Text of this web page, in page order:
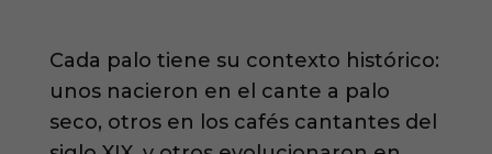
Cada palo tiene su contexto histórico:
unos nacieron en el cante a palo
seco, otros en los cafés cantantes del